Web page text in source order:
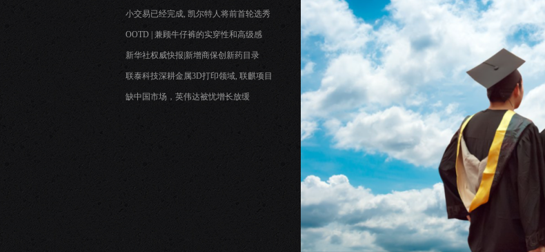
小交易已经完成, 凯尔特人将前首轮选秀
OOTD | 兼顾牛仔裤的实穿性和高级感
新华社权威快报|新增商保创新药目录
联泰科技深耕金属3D打印领域, 联麒项目
缺中国市场，英伟达被忧增长放缓